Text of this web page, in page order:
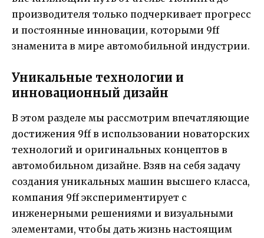
производителя только подчеркивает прогресс
и постоянные инновации, которыми 9ff
знаменита в мире автомобильной индустрии.
Уникальные технологии и
инновационный дизайн
В этом разделе мы рассмотрим впечатляющие
достижения 9ff в использовании новаторских
технологий и оригинальных концептов в
автомобильном дизайне. Взяв на себя задачу
создания уникальных машин высшего класса,
компания 9ff экспериментирует с
инженерными решениями и визуальными
элементами, чтобы дать жизнь настоящим